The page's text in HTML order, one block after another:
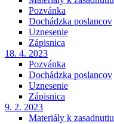
Pozvánka
Dochádzka poslancov
Uznesenie
Zápisnica
18. 4. 2023
Pozvánka
Dochádzka poslancov
Uznesenie
Zápisnica
9. 2. 2023
Materiály k zasadnutiu